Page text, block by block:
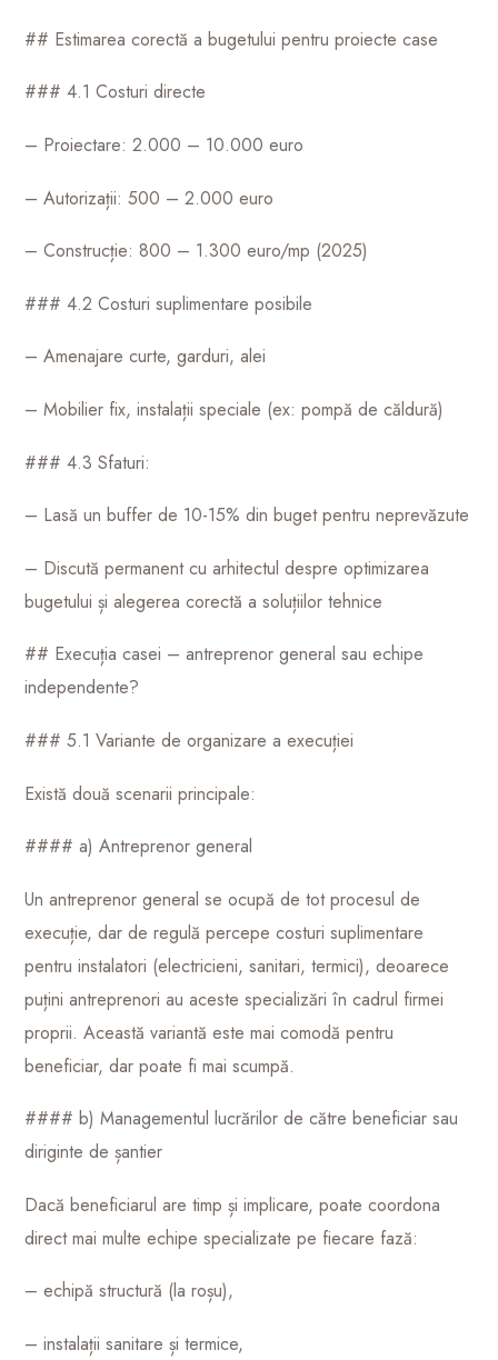
## Estimarea corectă a bugetului pentru proiecte case
### 4.1 Costuri directe
– Proiectare: 2.000 – 10.000 euro
– Autorizații: 500 – 2.000 euro
– Construcție: 800 – 1.300 euro/mp (2025)
### 4.2 Costuri suplimentare posibile
– Amenajare curte, garduri, alei
– Mobilier fix, instalații speciale (ex: pompă de căldură)
### 4.3 Sfaturi:
– Lasă un buffer de 10-15% din buget pentru neprevăzute
– Discută permanent cu arhitectul despre optimizarea
bugetului și alegerea corectă a soluțiilor tehnice
## Execuția casei – antreprenor general sau echipe
independente?
### 5.1 Variante de organizare a execuției
Există două scenarii principale:
#### a) Antreprenor general
Un antreprenor general se ocupă de tot procesul de
execuție, dar de regulă percepe costuri suplimentare
pentru instalatori (electricieni, sanitari, termici), deoarece
puțini antreprenori au aceste specializări în cadrul firmei
proprii. Această variantă este mai comodă pentru
beneficiar, dar poate fi mai scumpă.
#### b) Managementul lucrărilor de către beneficiar sau
diriginte de șantier
Dacă beneficiarul are timp și implicare, poate coordona
direct mai multe echipe specializate pe fiecare fază:
– echipă structură (la roșu),
– instalații sanitare și termice,